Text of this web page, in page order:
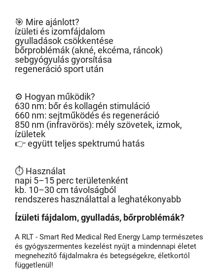
🎯 Mire ajánlott?
ízületi és izomfájdalom
gyulladások csökkentése
bőrproblémák (akné, ekcéma, ráncok)
sebgyógyulás gyorsítása
regeneráció sport után
⚙️ Hogyan működik?
630 nm: bőr és kollagén stimuláció
660 nm: sejtműködés és regeneráció
850 nm (infravörös): mély szövetek, izmok,
ízületek
👉 együtt teljes spektrumú hatás
⏱️ Használat
napi 5–15 perc területenként
kb. 10–30 cm távolságból
rendszeres használattal a leghatékonyabb
Ízületi fájdalom, gyulladás, bőrproblémák?
A RLT - Smart Red Medical Red Energy Lamp természetes
és gyógyszermentes kezelést nyújt a mindennapi életet
megnehezítő fájdalmakra és betegségekre, életkortól
függetlenül!